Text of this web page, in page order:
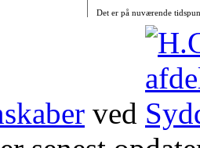
Det er på nuværende
ved